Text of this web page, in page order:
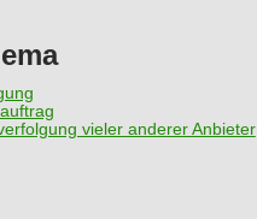
vieler anderer Anbieter